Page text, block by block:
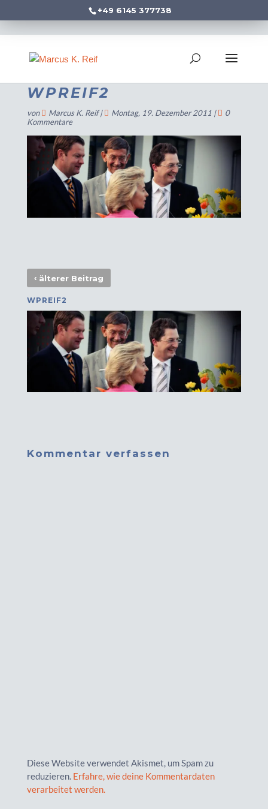
+49 6145 377738
WPREIF2
von Marcus K. Reif| Montag, 19. Dezember 2011 |
0
Kommentare
‹älterer Beitrag
WPREIF2
Kommentar verfassen
Diese Website verwendet Akismet, um Spam zu
reduzieren. Erfahre, wie deine Kommentardaten
verarbeitet werden.